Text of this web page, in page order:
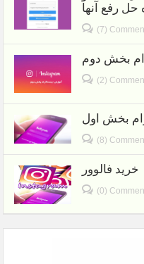
حل رفع آنها
(7)
بخش دوم
(2)
بخش اول
(8)
خرید فالوور
(0)